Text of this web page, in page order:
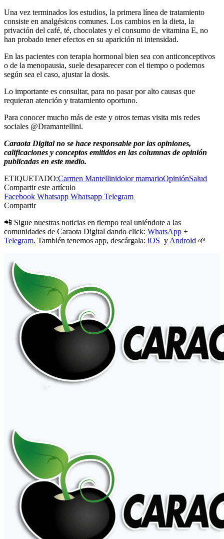
Una vez terminados los estudios, la primera línea de tratamiento
consiste en analgésicos comunes. Los cambios en la dieta, la
privación del café, té, chocolates y el consumo de vitamina E, no
han probado tener efectos en su aparición ni intensidad.
En las pacientes con terapia hormonal bien sea con anticonceptivos
o de la menopausia, suele desaparecer con el tiempo o podemos
según sea el caso, ajustar la dosis.
Lo importante es consultar, para no pasar por alto causas que
requieran atención y tratamiento oportuno.
Para conocer mucho más de este y otros temas visita mis redes
sociales @Dramantellini.
Caraota Digital no se hace responsable por las opiniones,
calificaciones y conceptos emitidos en las columnas de opinión
publicadas en este medio.
ETIQUETADO:Carmen Mantellinidolor mamarioOpiniónSalud
Compartir este artículo
Facebook Whatsapp Whatsapp Telegram
Compartir
📲 Sigue nuestras noticias en tiempo real uniéndote a las
comunidades de Caraota Digital dando click: WhatsApp +
Telegram. También tenemos app, descárgala: iOS y Android 🌱